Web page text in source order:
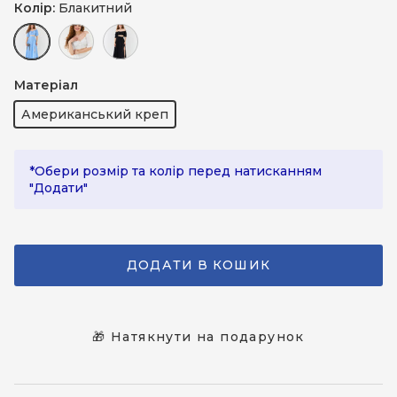
Колір: Блакитний
Матеріал
Американський креп
*Обери розмір та колір перед натисканням
"Додати"
ДОДАТИ В КОШИК
🎁 Натякнути на подарунок